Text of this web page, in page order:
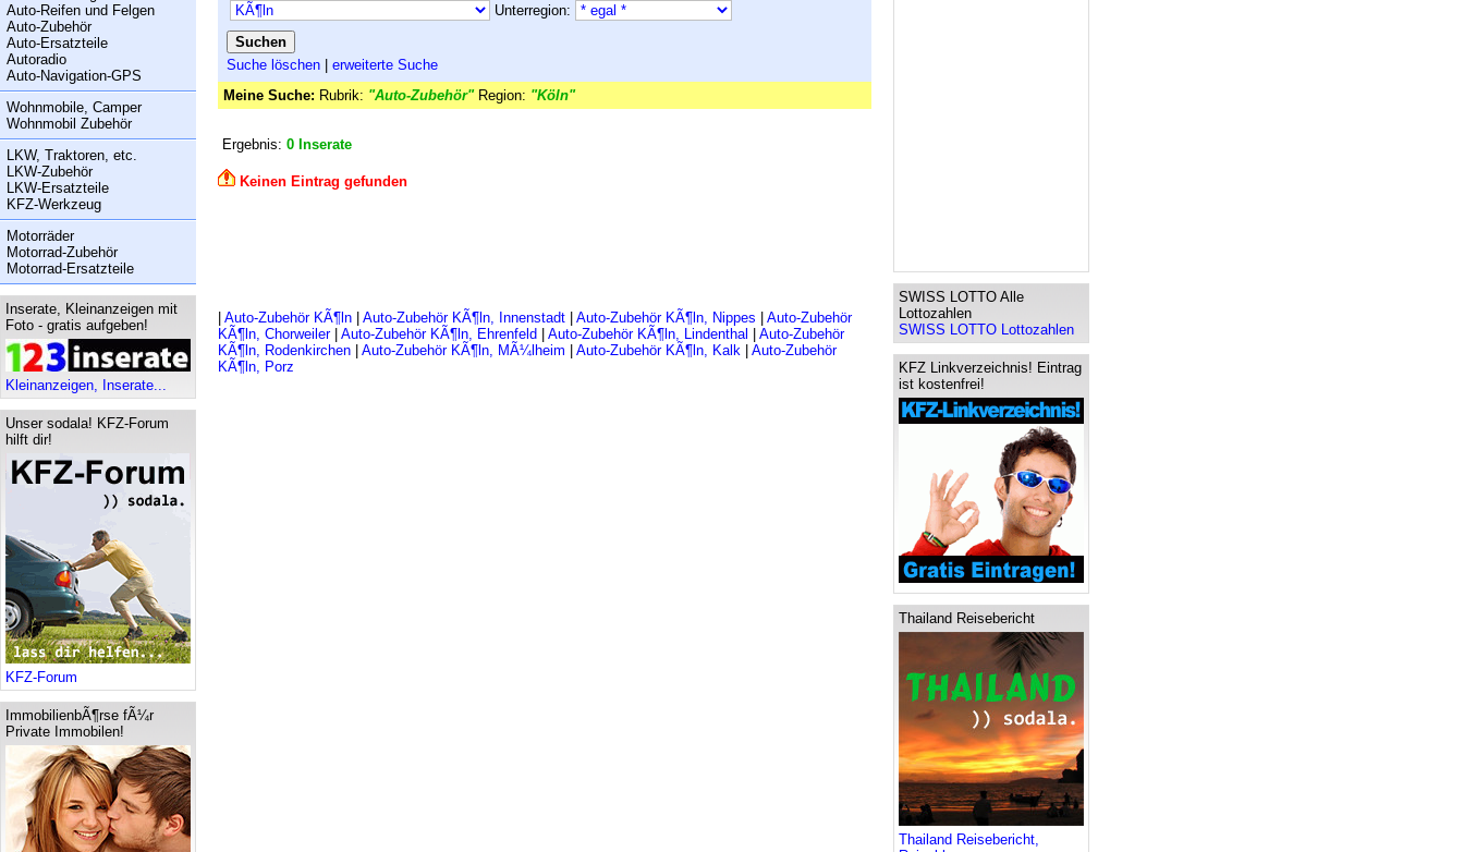
Auto-Reifen und Felgen
Auto-Zubehör
Auto-Ersatzteile
Autoradio
Auto-Navigation-GPS
Wohnmobile, Camper
Wohnmobil Zubehör
LKW, Traktoren, etc.
LKW-Zubehör
LKW-Ersatzteile
KFZ-Werkzeug
Motorräder
Motorrad-Zubehör
Motorrad-Ersatzteile
Inserate, Kleinanzeigen mit
Foto - gratis aufgeben!
Kleinanzeigen, Inserate...
Unser sodala! KFZ-Forum
hilft dir!
KFZ-Forum
ImmobilienbÃ¶rse fÃ¼r
Private Immobilen!
Unterregion:
Suche löschen
erweiterte Suche
Meine Suche: Rubrik: "Auto-Zubehör"Region: "Köln"
Ergebnis: 0 Inserate
Keinen Eintrag gefunden
Auto-Zubehör KÃ¶ln Auto-Zubehör KÃ¶ln, Innenstadt Auto-Zubehör KÃ¶ln, Nippes
Auto-Zubehör
KÃ¶ln, Chorweiler| Auto-Zubehör KÃ¶ln, Ehrenfeld Auto-Zubehör KÃ¶ln, Lindenthal
Auto-Zubehör
KÃ¶ln, Rodenkirchen
Auto-Zubehör KÃ¶ln, MÃ¼lheim Auto-Zubehör KÃ¶ln, Kalk
Auto-Zubehör
KÃ¶ln, Porz
SWISS LOTTO Alle
Lottozahlen
SWISS LOTTO Lottozahlen
KFZ Linkverzeichnis! Eintrag
ist kostenfrei!
Thailand Reisebericht
Thailand Reisebericht,